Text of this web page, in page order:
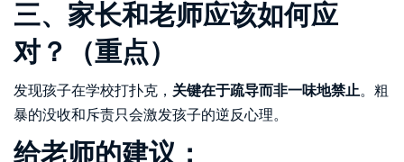
三、家长和老师应该如何应
对？（重点）
发现孩子在学校打扑克， 关键在于疏导而非一味地禁止。粗
暴的没收和斥责只会激发孩子的逆反心理。
给老师的建议：